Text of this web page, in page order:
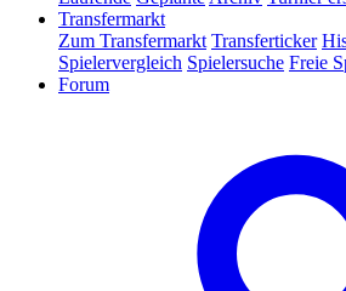
Transfermarkt
Zum Transfermarkt Transferticker
Spielervergleich Spielersuche Freie
Forum